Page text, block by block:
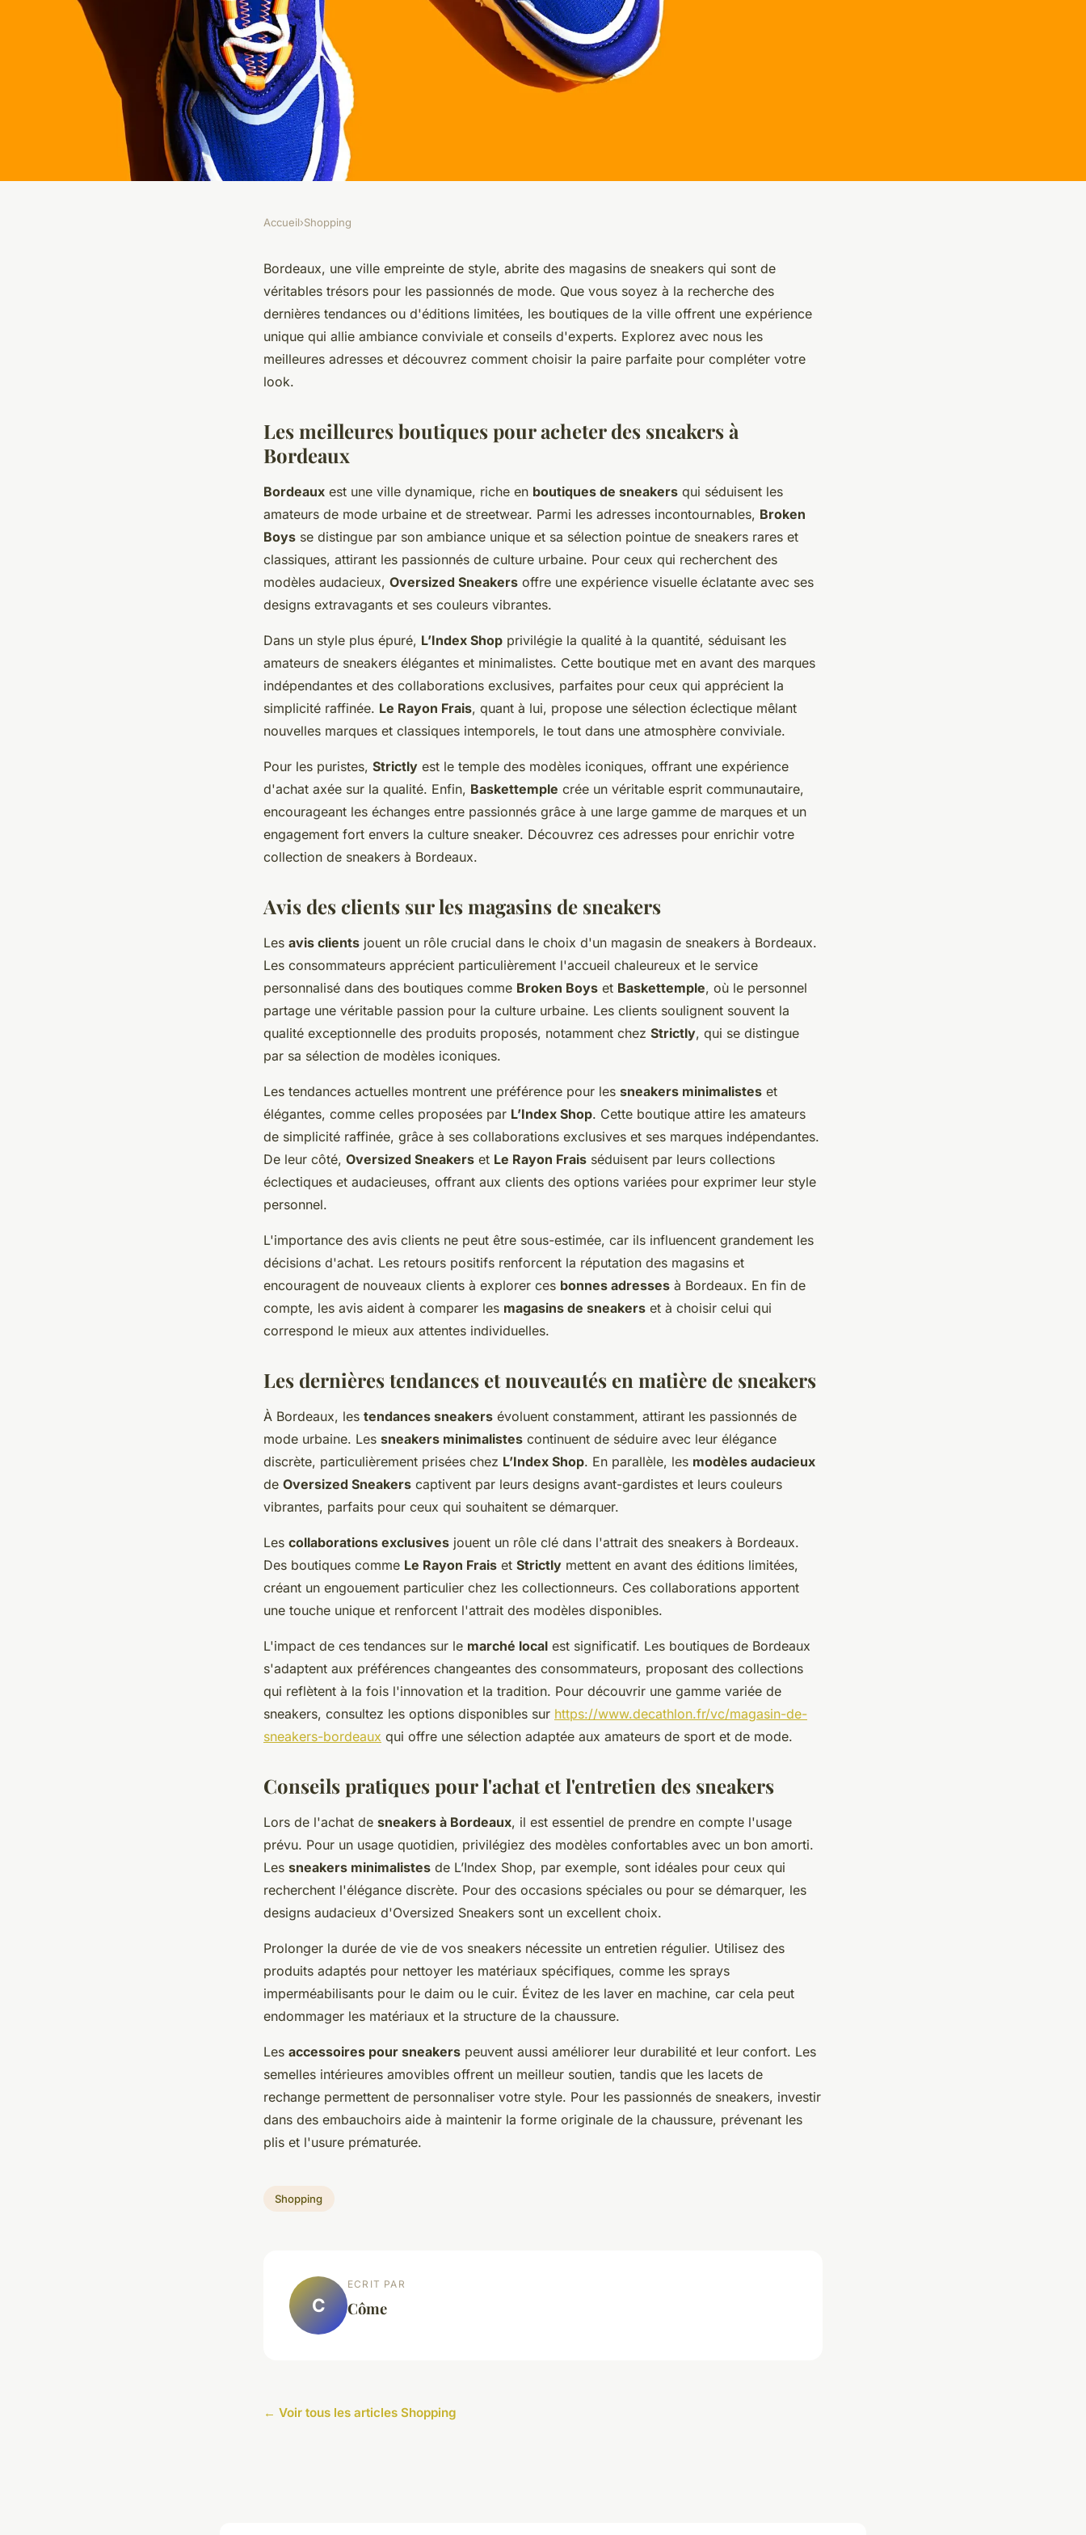
Magasin de sneakers bordeaux :
découvrez le meilleur choix!
Accueil›Shopping
Bordeaux, une ville empreinte de style, abrite des magasins de sneakers qui sont de
véritables trésors pour les passionnés de mode. Que vous soyez à la recherche des
dernières tendances ou d'éditions limitées, les boutiques de la ville offrent une expérience
unique qui allie ambiance conviviale et conseils d'experts. Explorez avec nous les
meilleures adresses et découvrez comment choisir la paire parfaite pour compléter votre
look.
Les meilleures boutiques pour acheter des sneakers à
Bordeaux
Bordeaux est une ville dynamique, riche en boutiques de sneakers qui séduisent les
amateurs de mode urbaine et de streetwear. Parmi les adresses incontournables, Broken
Boys se distingue par son ambiance unique et sa sélection pointue de sneakers rares et
classiques, attirant les passionnés de culture urbaine. Pour ceux qui recherchent des
modèles audacieux, Oversized Sneakers offre une expérience visuelle éclatante avec ses
designs extravagants et ses couleurs vibrantes.
Dans un style plus épuré, L’Index Shop privilégie la qualité à la quantité, séduisant les
amateurs de sneakers élégantes et minimalistes. Cette boutique met en avant des marques
indépendantes et des collaborations exclusives, parfaites pour ceux qui apprécient la
simplicité raffinée. Le Rayon Frais, quant à lui, propose une sélection éclectique mêlant
nouvelles marques et classiques intemporels, le tout dans une atmosphère conviviale.
Pour les puristes, Strictly est le temple des modèles iconiques, offrant une expérience
d'achat axée sur la qualité. Enfin, Baskettemple crée un véritable esprit communautaire,
encourageant les échanges entre passionnés grâce à une large gamme de marques et un
engagement fort envers la culture sneaker. Découvrez ces adresses pour enrichir votre
collection de sneakers à Bordeaux.
Avis des clients sur les magasins de sneakers
Les avis clients jouent un rôle crucial dans le choix d'un magasin de sneakers à Bordeaux.
Les consommateurs apprécient particulièrement l'accueil chaleureux et le service
personnalisé dans des boutiques comme Broken Boys et Baskettemple, où le personnel
partage une véritable passion pour la culture urbaine. Les clients soulignent souvent la
qualité exceptionnelle des produits proposés, notamment chez Strictly, qui se distingue
par sa sélection de modèles iconiques.
Les tendances actuelles montrent une préférence pour les sneakers minimalistes et
élégantes, comme celles proposées par L’Index Shop. Cette boutique attire les amateurs
de simplicité raffinée, grâce à ses collaborations exclusives et ses marques indépendantes.
De leur côté, Oversized Sneakers et Le Rayon Frais séduisent par leurs collections
éclectiques et audacieuses, offrant aux clients des options variées pour exprimer leur style
personnel.
L'importance des avis clients ne peut être sous-estimée, car ils influencent grandement les
décisions d'achat. Les retours positifs renforcent la réputation des magasins et
encouragent de nouveaux clients à explorer ces bonnes adresses à Bordeaux. En fin de
compte, les avis aident à comparer les magasins de sneakers et à choisir celui qui
correspond le mieux aux attentes individuelles.
Les dernières tendances et nouveautés en matière de sneakers
À Bordeaux, les tendances sneakers évoluent constamment, attirant les passionnés de
mode urbaine. Les sneakers minimalistes continuent de séduire avec leur élégance
discrète, particulièrement prisées chez L’Index Shop. En parallèle, les modèles audacieux
de Oversized Sneakers captivent par leurs designs avant-gardistes et leurs couleurs
vibrantes, parfaits pour ceux qui souhaitent se démarquer.
Les collaborations exclusives jouent un rôle clé dans l'attrait des sneakers à Bordeaux.
Des boutiques comme Le Rayon Frais et Strictly mettent en avant des éditions limitées,
créant un engouement particulier chez les collectionneurs. Ces collaborations apportent
une touche unique et renforcent l'attrait des modèles disponibles.
L'impact de ces tendances sur le marché local est significatif. Les boutiques de Bordeaux
s'adaptent aux préférences changeantes des consommateurs, proposant des collections
qui reflètent à la fois l'innovation et la tradition. Pour découvrir une gamme variée de
sneakers, consultez les options disponibles sur https://www.decathlon.fr/vc/magasin-de-
sneakers-bordeaux qui offre une sélection adaptée aux amateurs de sport et de mode.
Conseils pratiques pour l'achat et l'entretien des sneakers
Lors de l'achat de sneakers à Bordeaux, il est essentiel de prendre en compte l'usage
prévu. Pour un usage quotidien, privilégiez des modèles confortables avec un bon amorti.
Les sneakers minimalistes de L’Index Shop, par exemple, sont idéales pour ceux qui
recherchent l'élégance discrète. Pour des occasions spéciales ou pour se démarquer, les
designs audacieux d'Oversized Sneakers sont un excellent choix.
Prolonger la durée de vie de vos sneakers nécessite un entretien régulier. Utilisez des
produits adaptés pour nettoyer les matériaux spécifiques, comme les sprays
imperméabilisants pour le daim ou le cuir. Évitez de les laver en machine, car cela peut
endommager les matériaux et la structure de la chaussure.
Les accessoires pour sneakers peuvent aussi améliorer leur durabilité et leur confort. Les
semelles intérieures amovibles offrent un meilleur soutien, tandis que les lacets de
rechange permettent de personnaliser votre style. Pour les passionnés de sneakers, investir
dans des embauchoirs aide à maintenir la forme originale de la chaussure, prévenant les
plis et l'usure prématurée.
Shopping
C
ECRIT PAR
Côme
← Voir tous les articles Shopping